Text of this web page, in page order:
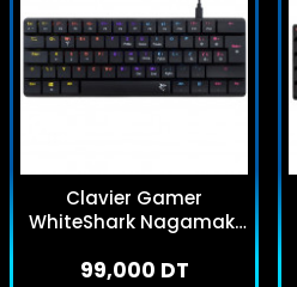
Clavier Gamer
WhiteShark Nagamaki
99,000 DT